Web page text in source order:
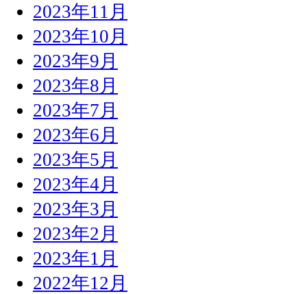
2023年11月
2023年10月
2023年9月
2023年8月
2023年7月
2023年6月
2023年5月
2023年4月
2023年3月
2023年2月
2023年1月
2022年12月